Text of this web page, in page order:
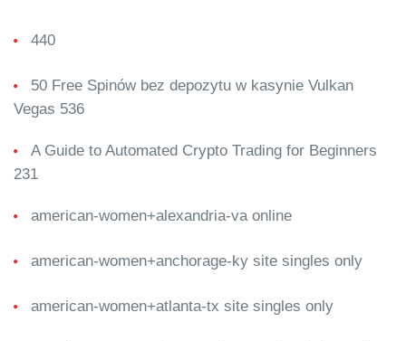
440
50 Free Spinów bez depozytu w kasynie Vulkan
Vegas 536
A Guide to Automated Crypto Trading for Beginners
231
american-women+alexandria-va online
american-women+anchorage-ky site singles only
american-women+atlanta-tx site singles only